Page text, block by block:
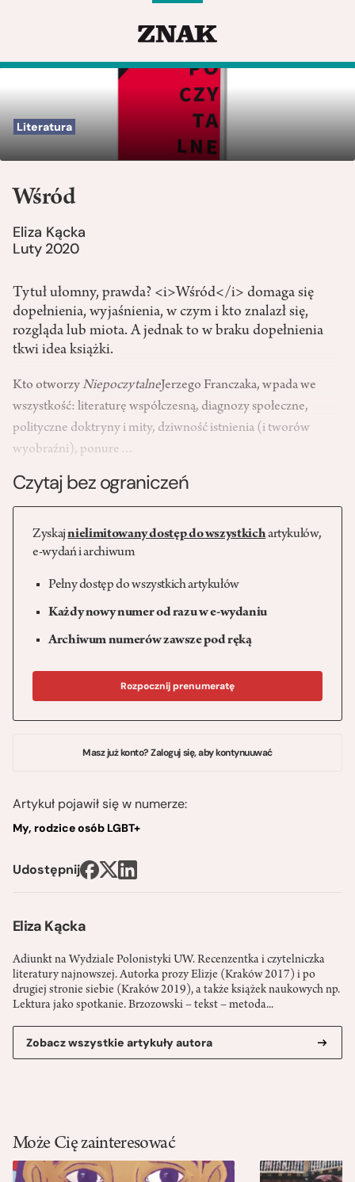
Literatura
Eliza Kącka
Adiunkt na Wydziale Polonistyki UW. Recenzentka i czytelniczka
literatury najnowszej. Autorka prozy Elizje (Kraków 2017) i po
drugiej stronie siebie (Kraków 2019), a także książek naukowych np.
Lektura jako spotkanie. Brzozowski – tekst – metoda...
Zobacz wszystkie artykuły autora
Wśród
Eliza Kącka
Luty 2020
Tytuł ułomny, prawda? <i>Wśród</i> domaga się
dopełnienia, wyjaśnienia, w czym i kto znalazł się,
rozgląda lub miota. A jednak to w braku dopełnienia
tkwi idea książki.
Kto otworzyNiepoczytalneJerzego Franczaka, wpada we
wszystkość: literaturę współczesną, diagnozy społeczne,
polityczne doktryny i mity, dziwność istnienia (i tworów
wyobraźni), ponure…
Czytaj bez ograniczeń
Zyskajnielimitowany dostęp do wszystkichartykułów,
e-wydań i archiwum
Pełny dostęp do wszystkich artykułów
Każdy nowy numer od razu w e-wydaniu
Archiwum numerów zawsze pod ręką
Rozpocznij prenumeratę
Masz już konto? Zaloguj się, aby kontynuuwać
Artykuł pojawił się w numerze:
My, rodzice osób LGBT+
Udostępnij
Może Cię zainteresować